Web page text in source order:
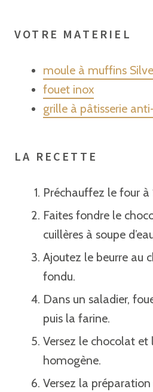
VOTRE MATERIEL
moule à muffins
fouet inox
grille à pâtisserie
LA RECETTE
Préchauffez le four à
Faites fondre le
cuillères à soupe
Ajoutez le beurre au
fondu.
Dans un saladier,
puis la farine.
Versez le chocolat et
homogène.
Versez la